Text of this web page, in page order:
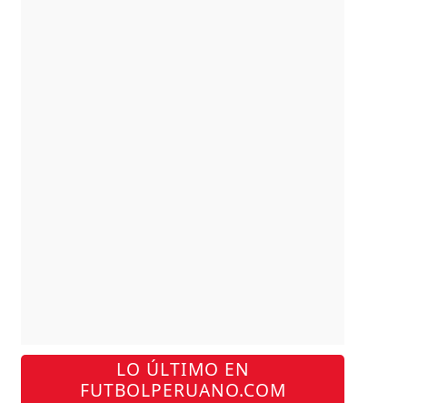
LO ÚLTIMO EN
FUTBOLPERUANO.COM